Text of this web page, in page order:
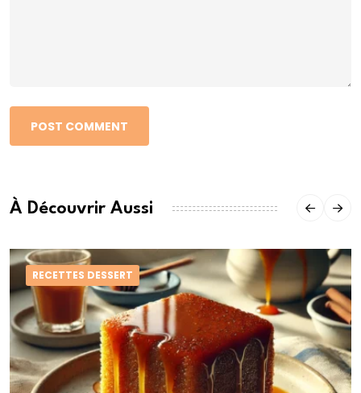
POST COMMENT
À Découvrir Aussi
RECETTES DESSERT